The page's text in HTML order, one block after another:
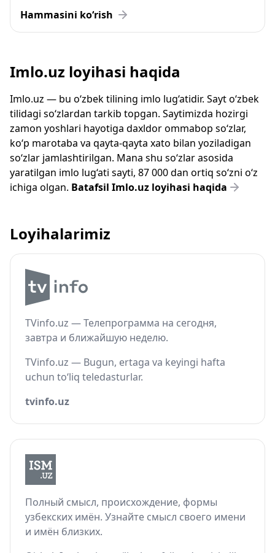
Hammasini ko‘rish
Imlo.uz loyihasi haqida
Imlo.uz — bu o‘zbek tilining imlo lug‘atidir. Sayt o‘zbek
tilidagi so‘zlardan tarkib topgan. Saytimizda hozirgi
zamon yoshlari hayotiga daxldor ommabop so‘zlar,
ko‘p marotaba va qayta-qayta xato bilan yoziladigan
so‘zlar jamlashtirilgan. Mana shu so‘zlar asosida
yaratilgan imlo lug‘ati sayti, 87 000 dan ortiq so‘zni o‘z
ichiga olgan. Batafsil Imlo.uz loyihasi haqida
Loyihalarimiz
TVinfo.uz — Телепрограмма на сегодня,
завтра и ближайшую неделю.
TVinfo.uz — Bugun, ertaga va keyingi hafta
uchun to‘liq teledasturlar.
tvinfo.uz
Полный смысл, происхождение, формы
узбекских имён. Узнайте смысл своего имени
и имён близких.